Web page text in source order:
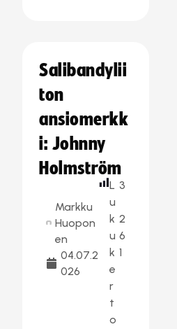
Salibandylii
ton
ansiomerkk
i: Johnny
Holmström
Markku
Huopon
en
04.07.2
026
L
u
k
u
k
e
r
t
o
3
2
6
1